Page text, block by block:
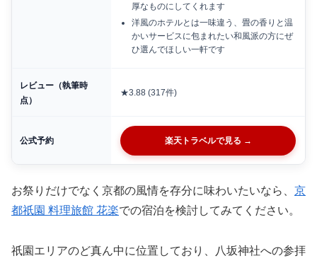
厚なものにしてくれます
洋風のホテルとは一味違う、畳の香りと温
かいサービスに包まれたい和風派の方にぜ
ひ選んでほしい一軒です
レビュー（執筆時
点）
★3.88 (317件)
公式予約 楽天トラベルで見る →
お祭りだけでなく京都の風情を存分に味わいたいなら、 京
都祇園 料理旅館 花楽での宿泊を検討してみてください。
祇園エリアのど真ん中に位置しており、八坂神社への参拝